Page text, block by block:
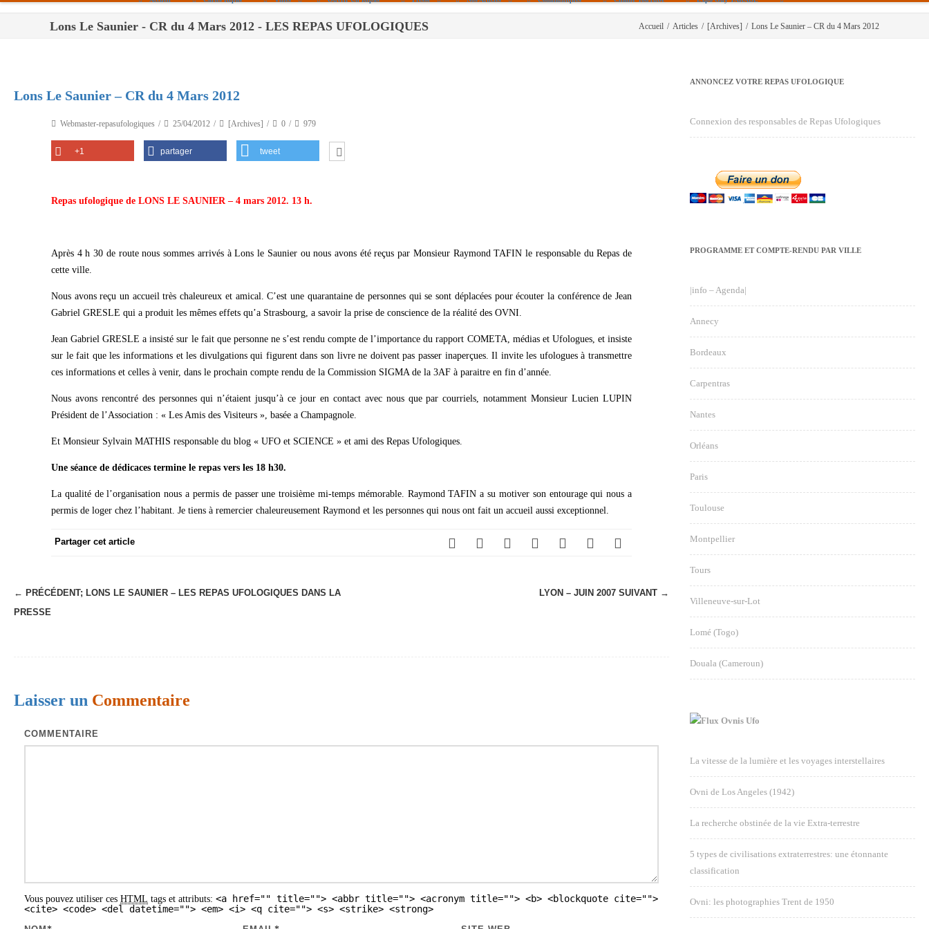
Paris
Tours
Politique De Cookies (UE)
Lons Le Saunier - CR du 4 Mars 2012 - LES REPAS UFOLOGIQUES Accueil / Articles / [Archives] / Lons Le Saunier – CR du 4 Mars 2012
Lons Le Saunier – CR du 4 Mars 2012
Webmaster-repasufologiques 25/04/2012 [Archives] 0 979
+1 partager tweet
Repas ufologique de LONS LE SAUNIER – 4 mars 2012. 13 h.
Après 4 h 30 de route nous sommes arrivés à Lons le Saunier ou nous avons été reçus par Monsieur Raymond TAFIN le responsable du Repas de
cette ville.
Nous avons reçu un accueil très chaleureux et amical. C’est une quarantaine de personnes qui se sont déplacées pour écouter la conférence de Jean
Gabriel GRESLE qui a produit les mêmes effets qu’a Strasbourg, a savoir la prise de conscience de la réalité des OVNI.
Jean Gabriel GRESLE a insisté sur le fait que personne ne s’est rendu compte de l’importance du rapport COMETA, médias et Ufologues, et insiste
sur le fait que les informations et les divulgations qui figurent dans son livre ne doivent pas passer inaperçues. Il invite les ufologues à transmettre
ces informations et celles à venir, dans le prochain compte rendu de la Commission SIGMA de la 3AF à paraitre en fin d’année.
Nous avons rencontré des personnes qui n’étaient jusqu’à ce jour en contact avec nous que par courriels, notamment Monsieur Lucien LUPIN
Président de l’Association : « Les Amis des Visiteurs », basée a Champagnole.
Et Monsieur Sylvain MATHIS responsable du blog « UFO et SCIENCE » et ami des Repas Ufologiques.
Une séance de dédicaces termine le repas vers les 18 h30.
La qualité de l’organisation nous a permis de passer une troisième mi-temps mémorable. Raymond TAFIN a su motiver son entourage qui nous a
permis de loger chez l’habitant. Je tiens à remercier chaleureusement Raymond et les personnes qui nous ont fait un accueil aussi exceptionnel.
Partager cet article
N
a
a
← PRÉCÉDENT; LONS LE SAUNIER – LES REPAS UFOLOGIQUES DANS LA
PRESSE
LYON – JUIN 2007 SUIVANT →
Laisser un Commentaire
COMMENTAIRE
Vous pouvez utiliser ces HTML tags et attributs: <a href="" title=""> <abbr title=""> <acronym title=""> <b> <blockquote cite="">
<cite> <code> <del datetime=""> <em> <i> <q cite=""> <s> <strike> <strong>
ANNONCEZ VOTRE REPAS UFOLOGIQUE
Connexion des responsables de Repas Ufologiques
PROGRAMME ET COMPTE-RENDU PAR VILLE
|info – Agenda|
Annecy
Bordeaux
Carpentras
Nantes
Orléans
Paris
Toulouse
Montpellier
Tours
Villeneuve-sur-Lot
Lomé (Togo)
Douala (Cameroun)
Ovnis Ufo
La vitesse de la lumière et les voyages interstellaires
Ovni de Los Angeles (1942)
La recherche obstinée de la vie Extra-terrestre
5 types de civilisations extraterrestres: une étonnante
classification
Ovni: les photographies Trent de 1950